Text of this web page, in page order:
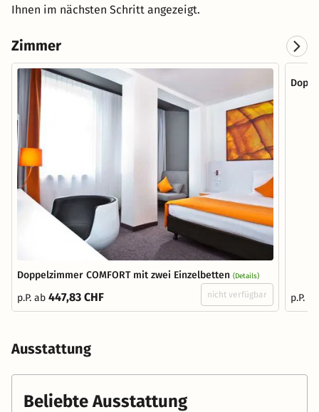
Ihnen im nächsten Schritt angezeigt.
Zimmer
Doppelzimmer COMFORT mit zwei Einzelbetten (Details)
p.P. ab 447,83 CHF nicht verfügbar p.P.
Ausstattung
Beliebte Ausstattung